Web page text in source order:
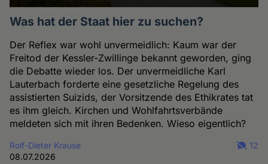
Was hat der Staat hier zu suchen?
Der Reflex war wohl unvermeidlich: Kaum war der
Freitod der Kessler-Zwillinge bekannt geworden, ging
die Debatte wieder los. Der unvermeidliche Karl
Lauterbach forderte eine gesetzliche Regelung des
assistierten Suizids, der Vorsitzende des Ethikrates tat
es ihm gleich. Kirchen und Wohlfahrtsverbände
meldeten sich mit ihren Bedenken. Wieso eigentlich?
Rolf-Dieter Krause
08.07.2026
12